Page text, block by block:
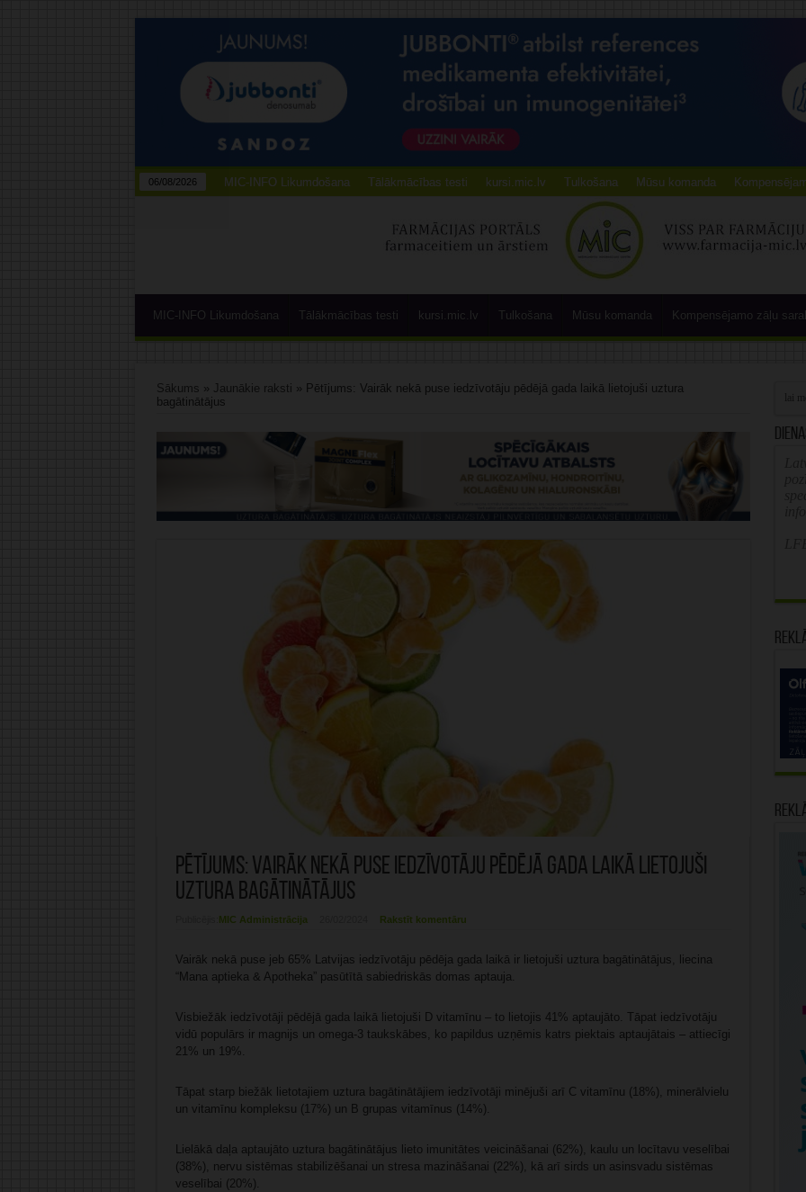
06/08/2026 MIC-INFO Likumdošana Tālākmācības testi kursi.mic.lv Tulkošana Mūsu komanda
MIC-INFO Likumdošana Tālākmācības testi kursi.mic.lv Tulkošana Mūsu komanda Kompensējamo zāļu
Sākums » Jaunākie raksti » Pētījums: Vairāk nekā puse iedzīvotāju pēdējā gada laikā lietojuši uztura
bagātinātājus
Pētījums: Vairāk nekā puse iedzīvotāju pēdējā gada laikā lietojuši
uztura bagātinātājus
MIC Administrācija Rakstīt komentāru
Vairāk nekā puse jeb 65% Latvijas iedzīvotāju pēdēja gada laikā ir lietojuši uztura bagātinātājus, liecina
“Mana aptieka & Apotheka” pasūtītā sabiedriskās domas aptauja.
Visbiežāk iedzīvotāji pēdējā gada laikā lietojuši D vitamīnu – to lietojis 41% aptaujāto. Tāpat iedzīvotāju
vidū populārs ir magnijs un omega-3 taukskābes, ko papildus uzņēmis katrs piektais aptaujātais – attiecīgi
21% un 19%.
Tāpat starp biežāk lietotajiem uztura bagātinātājiem iedzīvotāji minējuši arī C vitamīnu (18%), minerālvielu
un vitamīnu kompleksu (17%) un B grupas vitamīnus (14%).
Lielākā daļa aptaujāto uztura bagātinātājus lieto imunitātes veicināšanai (62%), kaulu un locītavu veselībai
(38%), nervu sistēmas stabilizēšanai un stresa mazināšanai (22%), kā arī sirds un asinsvadu sistēmas
veselībai (20%).